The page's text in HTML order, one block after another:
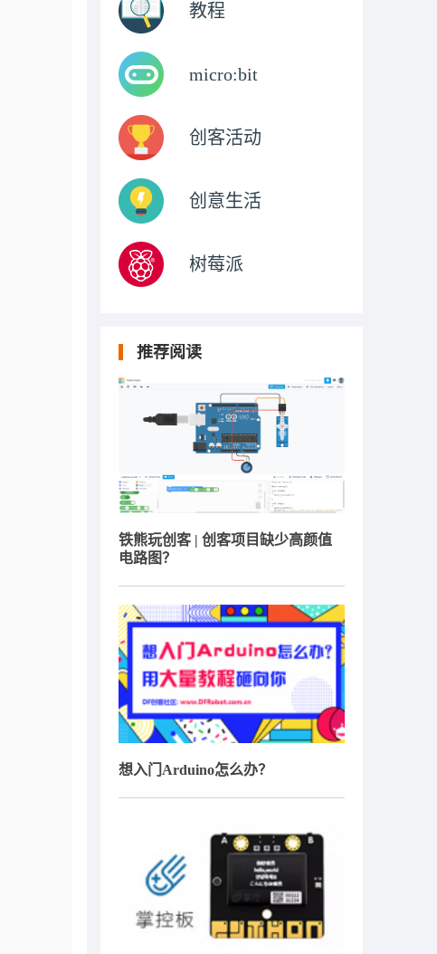
教程
micro:bit
创客活动
创意生活
树莓派
推荐阅读
铁熊玩创客 | 创客项目缺少高颜值
电路图？
想入门Arduino怎么办？